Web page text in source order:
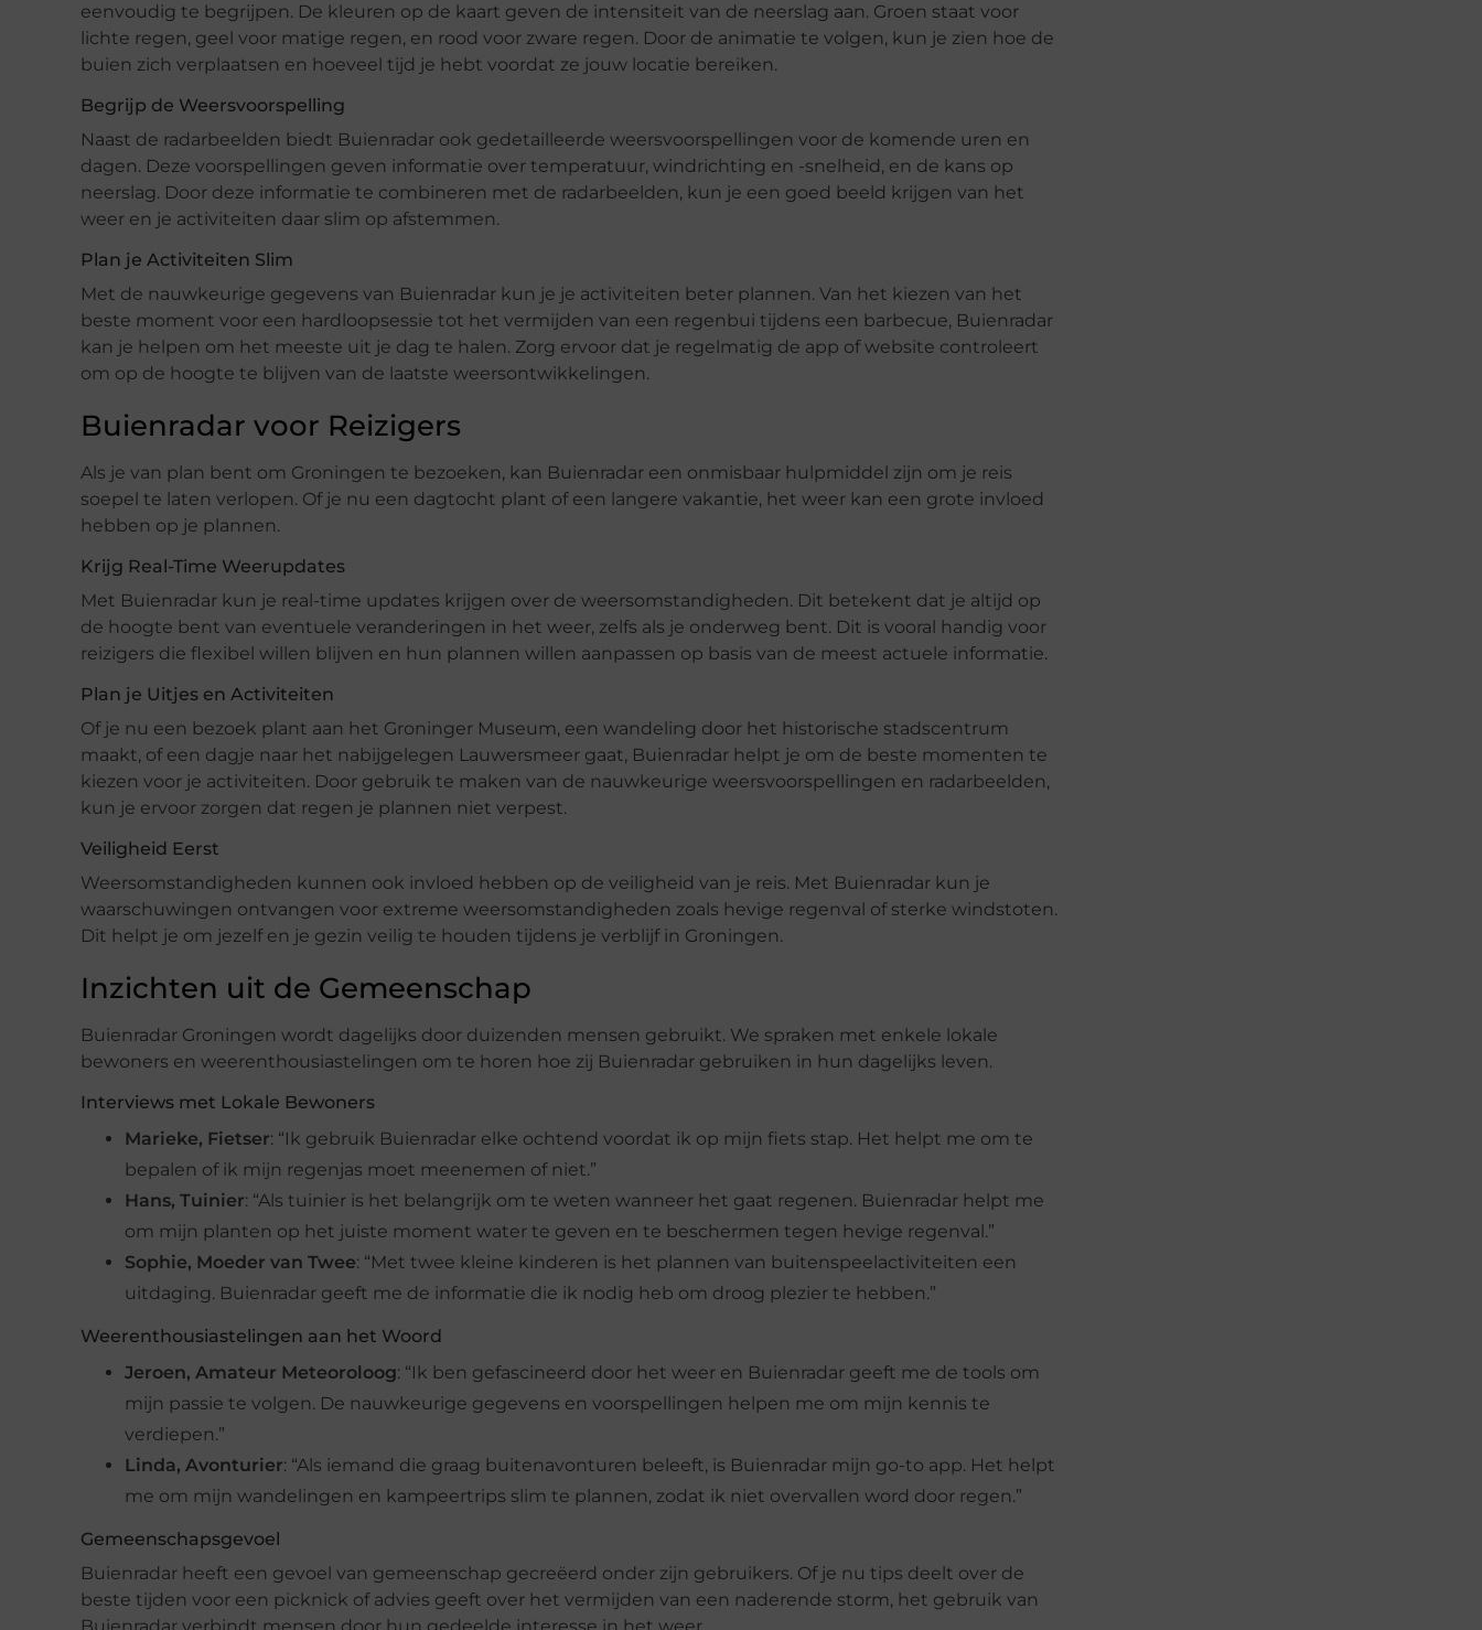
eenvoudig te begrijpen. De kleuren op de kaart geven de intensiteit van de neerslag aan. Groen staat voor
lichte regen, geel voor matige regen, en rood voor zware regen. Door de animatie te volgen, kun je zien hoe de
buien zich verplaatsen en hoeveel tijd je hebt voordat ze jouw locatie bereiken.
Begrijp de Weersvoorspelling
Naast de radarbeelden biedt Buienradar ook gedetailleerde weersvoorspellingen voor de komende uren en
dagen. Deze voorspellingen geven informatie over temperatuur, windrichting en -snelheid, en de kans op
neerslag. Door deze informatie te combineren met de radarbeelden, kun je een goed beeld krijgen van het
weer en je activiteiten daar slim op afstemmen.
Plan je Activiteiten Slim
Met de nauwkeurige gegevens van Buienradar kun je je activiteiten beter plannen. Van het kiezen van het
beste moment voor een hardloopsessie tot het vermijden van een regenbui tijdens een barbecue, Buienradar
kan je helpen om het meeste uit je dag te halen. Zorg ervoor dat je regelmatig de app of website controleert
om op de hoogte te blijven van de laatste weersontwikkelingen.
Buienradar voor Reizigers
Als je van plan bent om Groningen te bezoeken, kan Buienradar een onmisbaar hulpmiddel zijn om je reis
soepel te laten verlopen. Of je nu een dagtocht plant of een langere vakantie, het weer kan een grote invloed
hebben op je plannen.
Krijg Real-Time Weerupdates
Met Buienradar kun je real-time updates krijgen over de weersomstandigheden. Dit betekent dat je altijd op
de hoogte bent van eventuele veranderingen in het weer, zelfs als je onderweg bent. Dit is vooral handig voor
reizigers die flexibel willen blijven en hun plannen willen aanpassen op basis van de meest actuele informatie.
Plan je Uitjes en Activiteiten
Of je nu een bezoek plant aan het Groninger Museum, een wandeling door het historische stadscentrum
maakt, of een dagje naar het nabijgelegen Lauwersmeer gaat, Buienradar helpt je om de beste momenten te
kiezen voor je activiteiten. Door gebruik te maken van de nauwkeurige weersvoorspellingen en radarbeelden,
kun je ervoor zorgen dat regen je plannen niet verpest.
Veiligheid Eerst
Weersomstandigheden kunnen ook invloed hebben op de veiligheid van je reis. Met Buienradar kun je
waarschuwingen ontvangen voor extreme weersomstandigheden zoals hevige regenval of sterke windstoten.
Dit helpt je om jezelf en je gezin veilig te houden tijdens je verblijf in Groningen.
Inzichten uit de Gemeenschap
Buienradar Groningen wordt dagelijks door duizenden mensen gebruikt. We spraken met enkele lokale
bewoners en weerenthousiastelingen om te horen hoe zij Buienradar gebruiken in hun dagelijks leven.
Interviews met Lokale Bewoners
Marieke, Fietser: “Ik gebruik Buienradar elke ochtend voordat ik op mijn fiets stap. Het helpt me om te
bepalen of ik mijn regenjas moet meenemen of niet.”
Hans, Tuinier: “Als tuinier is het belangrijk om te weten wanneer het gaat regenen. Buienradar helpt me
om mijn planten op het juiste moment water te geven en te beschermen tegen hevige regenval.”
Sophie, Moeder van Twee: “Met twee kleine kinderen is het plannen van buitenspeelactiviteiten een
uitdaging. Buienradar geeft me de informatie die ik nodig heb om droog plezier te hebben.”
Weerenthousiastelingen aan het Woord
Jeroen, Amateur Meteoroloog: “Ik ben gefascineerd door het weer en Buienradar geeft me de tools om
mijn passie te volgen. De nauwkeurige gegevens en voorspellingen helpen me om mijn kennis te
verdiepen.”
Linda, Avonturier: “Als iemand die graag buitenavonturen beleeft, is Buienradar mijn go-to app. Het helpt
me om mijn wandelingen en kampeertrips slim te plannen, zodat ik niet overvallen word door regen.”
Gemeenschapsgevoel
Buienradar heeft een gevoel van gemeenschap gecreëerd onder zijn gebruikers. Of je nu tips deelt over de
beste tijden voor een picknick of advies geeft over het vermijden van een naderende storm, het gebruik van